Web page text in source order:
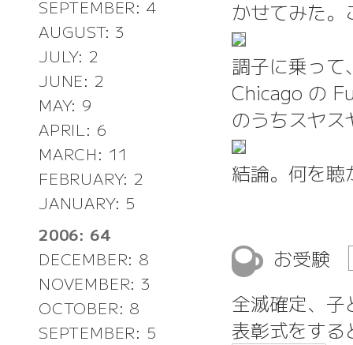
SEPTEMBER: 4
AUGUST: 3
JULY: 2
JUNE: 2
MAY: 9
APRIL: 6
MARCH: 11
FEBRUARY: 2
JANUARY: 5
2006: 64
DECEMBER: 8
NOVEMBER: 3
OCTOBER: 8
SEPTEMBER: 5
かせてみた
調子に乗っ
Chicago の
のうちスヤ
結論。何を
お受験
全滅確定、
表彰式をする